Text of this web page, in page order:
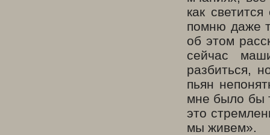
как
помню даже
об этом
сейчас
разбиться,
пьян
мне было бы
это
мы живем».